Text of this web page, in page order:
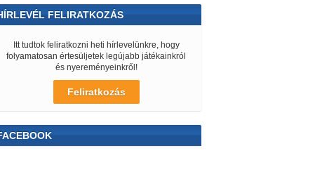
FELIRATKOZÁS
Itt tudtok feliratkozni heti hírlevelünkre, hogy
folyamatosan értesüljetek legújabb játékainkról
és nyereményeinkről!
Feliratkozás